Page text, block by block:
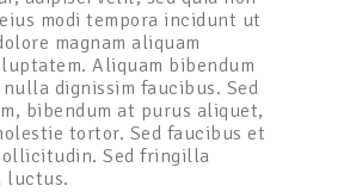
modi tempora incidunt ut
magnam aliquam
Aliquam bibendum
dignissim faucibus. Sed
bibendum at purus aliquet,
tortor. Sed faucibus et
Sed fringilla
luctus.